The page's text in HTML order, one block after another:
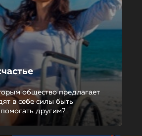
общество предлагает
в себе силы быть
другим?